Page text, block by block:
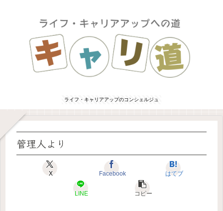
ライフ・キャリアアップのコンシェルジュ
管理人より
X Facebook はてブ
LINE コピー